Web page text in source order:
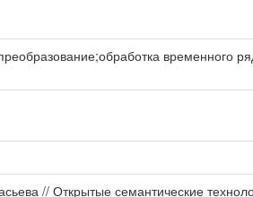
временного
// Открытые семантические